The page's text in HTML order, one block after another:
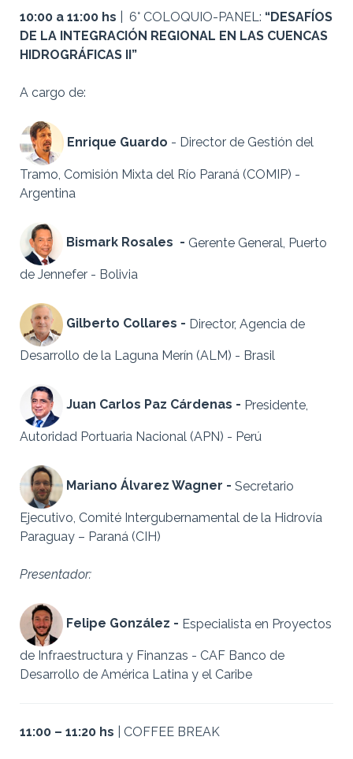
10:00 a 11:00 hs 6° COLOQUIO-PANEL: “DESAFÍOS
DE LA INTEGRACIÓN REGIONAL EN LAS CUENCAS
HIDROGRÁFICAS II”
A cargo de:
Enrique Guardo - Director de Gestión del
Tramo, Comisión Mixta del Río Paraná (COMIP) -
Argentina
Bismark Rosales - Gerente General, Puerto
de Jennefer - Bolivia
Gilberto Collares - Director, Agencia de
Desarrollo de la Laguna Merín (ALM) - Brasil
Juan Carlos Paz Cárdenas - Presidente,
Autoridad Portuaria Nacional (APN) - Perú
Mariano Álvarez Wagner - Secretario
Ejecutivo, Comité Intergubernamental de la Hidrovía
Paraguay – Paraná (CIH)
Presentador:
Felipe González - Especialista en Proyectos
de Infraestructura y Finanzas - CAF Banco de
Desarrollo de América Latina y el Caribe
11:00 – 11:20 hs | COFFEE BREAK